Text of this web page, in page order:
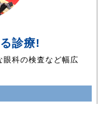
診療!
眼科の検査など幅広